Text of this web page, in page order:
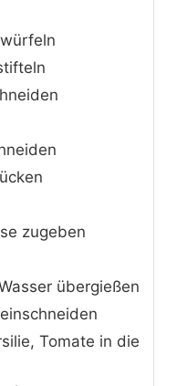
zugeben
übergießen
Tomate in die